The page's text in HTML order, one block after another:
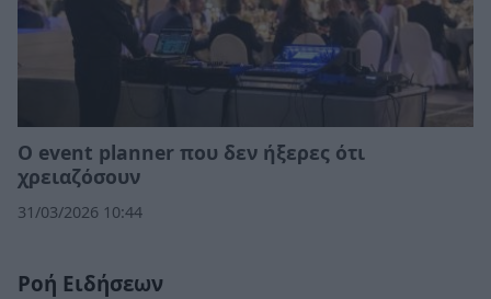
Ο event planner που δεν ήξερες ότι
χρειαζόσουν
31/03/2026 10:44
Ροή Ειδήσεων